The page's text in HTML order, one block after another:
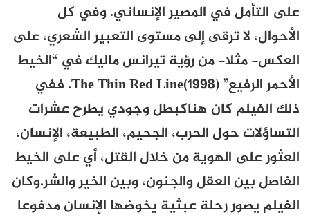
على التأمل في المصير الإنساني. وفي كل
الأحوال، لا ترقى إلى مستوى التعبير الشعري، على
العكس- مثلا- من رؤية تيرانس ماليك في “الخيط
الأحمر الرفيع”
The Thin Red Line(1998). ففي
ذلك الفيلم كان هناكبطل وجودي يطرح عشرات
التساؤلات حول الحرب، الجحيم، الطبيعة، الإنسان،
العثور على الهوية من خلال القتل، أي على الخيط
الفاصل بين العقل والجنون، وبين الخير والشر.وكان
الفيلم يصور رحلة عبثية يخوضها الإنسان مدفوعا